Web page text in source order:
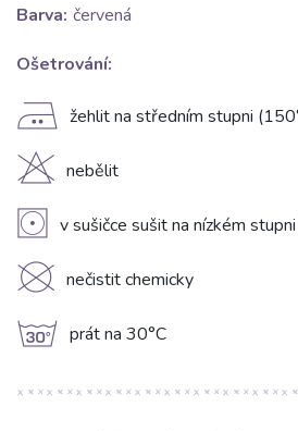
Barva: červená
Ošetrování:
E žehlit na středním stupni
H nebělit
V v sušičce sušit na nízkém
K nečistit chemicky
g prát na 30°C